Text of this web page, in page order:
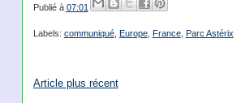
Publié à 07:01
Labels: communiqué, Europe, France, Parc Astérix
Article plus récent